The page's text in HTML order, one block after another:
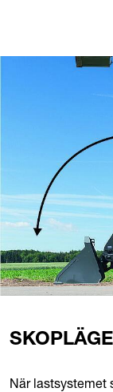
SKOPLÄGE
När lastsystemet